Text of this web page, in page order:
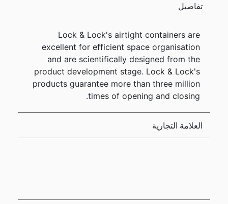
تفاصيل
Lock & Lock's airtight containers are
excellent for efficient space organisation
and are scientifically designed from the
product development stage. Lock & Lock's
products guarantee more than three million
times of opening and closing.
العلامة التجارية